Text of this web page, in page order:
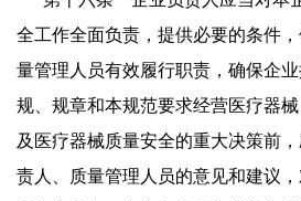
全工作全面负责，提供必要的条件
量管理人员有效履行职责，确保企
规、规章和本规范要求经营医疗器
及医疗器械质量安全的重大决策前
责人、质量管理人员的意见和建议